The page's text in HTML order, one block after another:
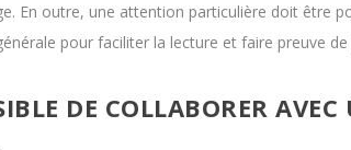
En outre, une attention particulière doit être
pour faciliter la lecture et faire preuve
DE COLLABORER